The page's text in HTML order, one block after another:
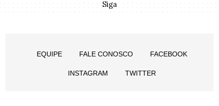
Siga
EQUIPE FALE CONOSCO FACEBOOK
INSTAGRAM TWITTER